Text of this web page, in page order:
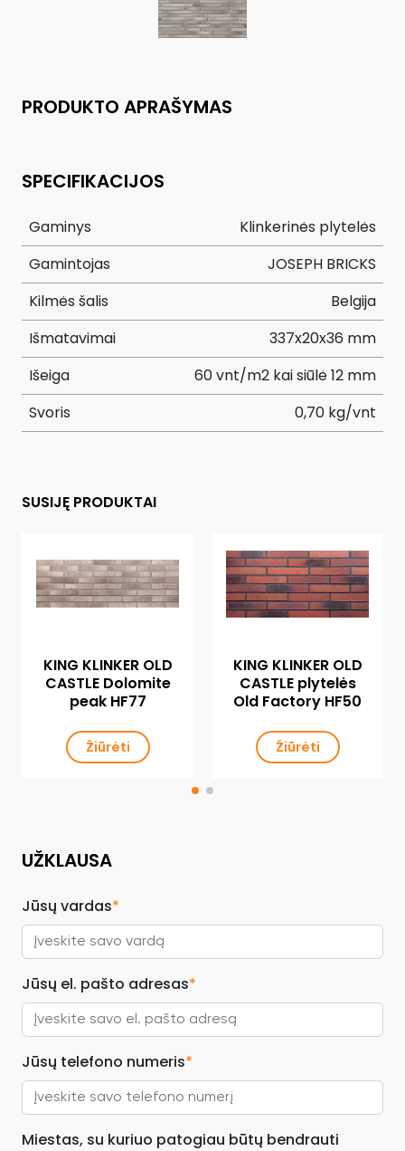
PRODUKTO APRAŠYMAS
SPECIFIKACIJOS
Gaminys
Klinkerinės plytelės
Gamintojas
JOSEPH BRICKS
Kilmės šalis
Belgija
Išmatavimai
337x20x36 mm
Išeiga
60 vnt/m2 kai siūlė 12 mm
Svoris
0,70 kg/vnt
SUSIJĘ PRODUKTAI
KING KLINKER OLD
CASTLE Dolomite
peak HF77
Žiūrėti
KING KLINKER OLD
CASTLE plytelės
Old Factory HF50
Žiūrėti
UŽKLAUSA
Jūsų vardas*
Jūsų el. pašto adresas*
Jūsų telefono numeris*
Miestas, su kuriuo patogiau būtų bendrauti